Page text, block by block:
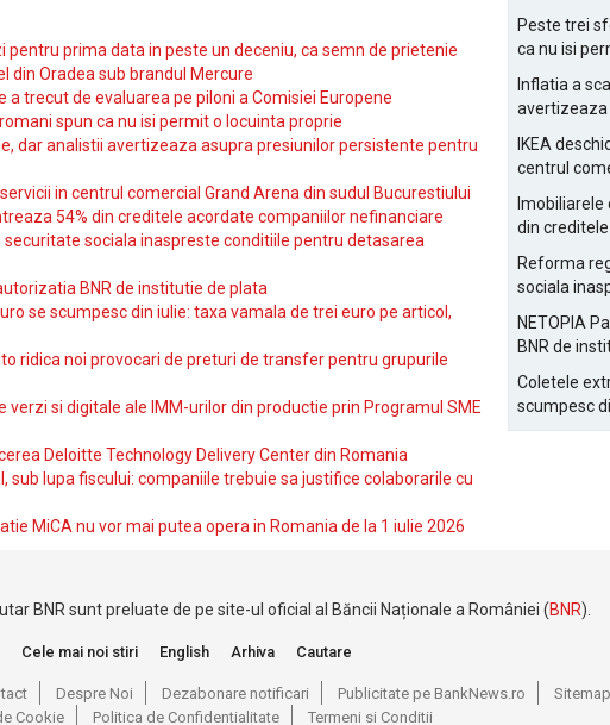
pentru prima data in peste un deceniu, ca semn de prietenie
din Oradea sub brandul Mercure
a trecut de evaluarea pe piloni a Comisiei Europene
spun ca nu isi permit o locuinta proprie
dar analistii avertizeaza asupra presiunilor persistente pentru
in centrul comercial Grand Arena din sudul Bucurestiului
54% din creditele acordate companiilor nefinanciare
sociala inaspreste conditiile pentru detasarea
BNR de institutie de plata
se scumpesc din iulie: taxa vamala de trei euro pe articol,
ridica noi provocari de preturi de transfer pentru grupurile
verzi si digitale ale IMM-urilor din productie prin Programul SME
Deloitte Technology Delivery Center din Romania
sub lupa fiscului: companiile trebuie sa justifice colaborarile cu
MiCA nu vor mai putea opera in Romania de la 1 iulie 2026
Peste trei
ca nu isi
Inflatia a
avertizeaza
IKEA
centrul
din
Reforma
sociala
NETOPIA
BNR de
Coletele
scumpesc
pe articol,
BNR sunt preluate de pe site-ul oficial al Băncii Naționale a României (BNR).
Cele mai noi stiri English Arhiva Cautare
Despre Noi Dezabonare notificari Publicitate pe BankNews.ro
Sitemap
Cookie
Politica de Confidentialitate Termeni si Conditii